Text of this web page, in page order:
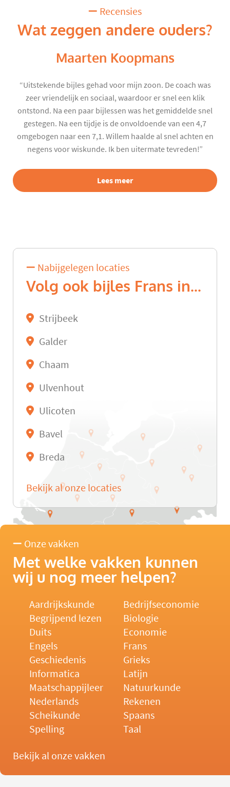
Recensies
Wat zeggen andere ouders?
Maarten Koopmans
“Uitstekende bijles gehad voor mijn zoon. De coach was
zeer vriendelijk en sociaal, waardoor er snel een klik
ontstond. Na een paar bijlessen was het gemiddelde snel
gestegen. Na een tijdje is de onvoldoende van een 4,7
omgebogen naar een 7,1. Willem haalde al snel achten en
negens voor wiskunde. Ik ben uitermate tevreden!”
Lees meer
Nabijgelegen locaties
Volg ook bijles Frans in...
Strijbeek
Galder
Chaam
Ulvenhout
Ulicoten
Bavel
Breda
Bekijk al onze locaties
Onze vakken
Met welke vakken kunnen
wij u nog meer helpen?
Aardrijkskunde
Bedrijfseconomie
Begrijpend lezen
Biologie
Duits
Economie
Engels
Frans
Geschiedenis
Grieks
Informatica
Latijn
Maatschappijleer
Natuurkunde
Nederlands
Rekenen
Scheikunde
Spaans
Spelling
Taal
Bekijk al onze vakken